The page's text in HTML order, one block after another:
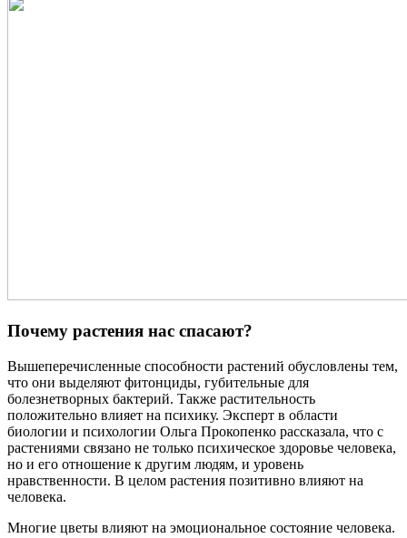
Почему растения нас спасают?
Вышеперечисленные способности растений обусловлены тем,
что они выделяют фитонциды, губительные для
болезнетворных бактерий. Также растительность
положительно влияет на психику. Эксперт в области
биологии и психологии Ольга Прокопенко рассказала, что с
растениями связано не только психическое здоровье человека,
но и его отношение к другим людям, и уровень
нравственности. В целом растения позитивно влияют на
человека.
Многие цветы влияют на эмоциональное состояние человека.